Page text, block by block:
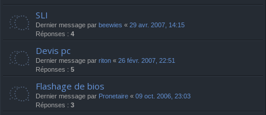
SLI
Dernier message par beewies « 29 avr. 2007, 14:15
Réponses : 4
Devis pc
Dernier message par riton « 26 févr. 2007, 22:51
Réponses : 5
Flashage de bios
Dernier message par Pronetaire « 09 oct. 2006, 23:03
Réponses : 3